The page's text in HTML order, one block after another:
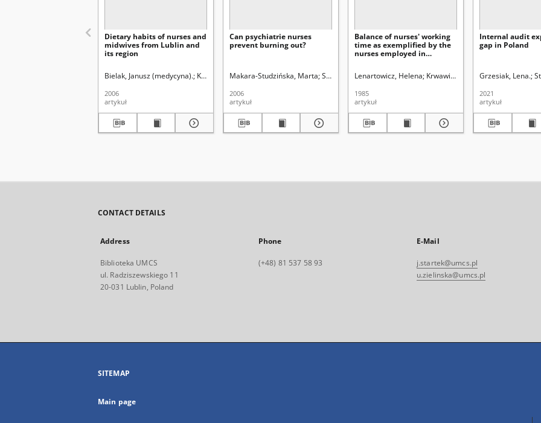
Dietary habits of nurses and
midwives from Lublin and
its region
Bielak, Janusz (medycyna). Krzyszycha, Renata. Szponar, Bogdan. Bryc, Stanisław (1928- ). Redaktor sekcji
2006
artykuł
Can psychiatrie nurses
prevent burning out?
Makara-Studzińska, Marta Skórska, Małgorzata Turek, Renata Rudnicka-Drożak, Ewa
2006
artykuł
Balance of nurses' working
time as exemplified by the
nurses employed in
wards
Lenartowicz, Helena Krwawicz, Tadeusz (1910-1988).
1985
artykuł
Internal audit
gap in Poland
Grzesiak, Lena.
2021
artykuł
CONTACT DETAILS
Address
Biblioteka UMCS
ul. Radziszewskiego 11
20-031 Lublin, Poland
Phone
(+48) 81 537 58 93
E-Mail
j.startek@umcs.pl
u.zielinska@umcs.pl
SITEMAP
Main page